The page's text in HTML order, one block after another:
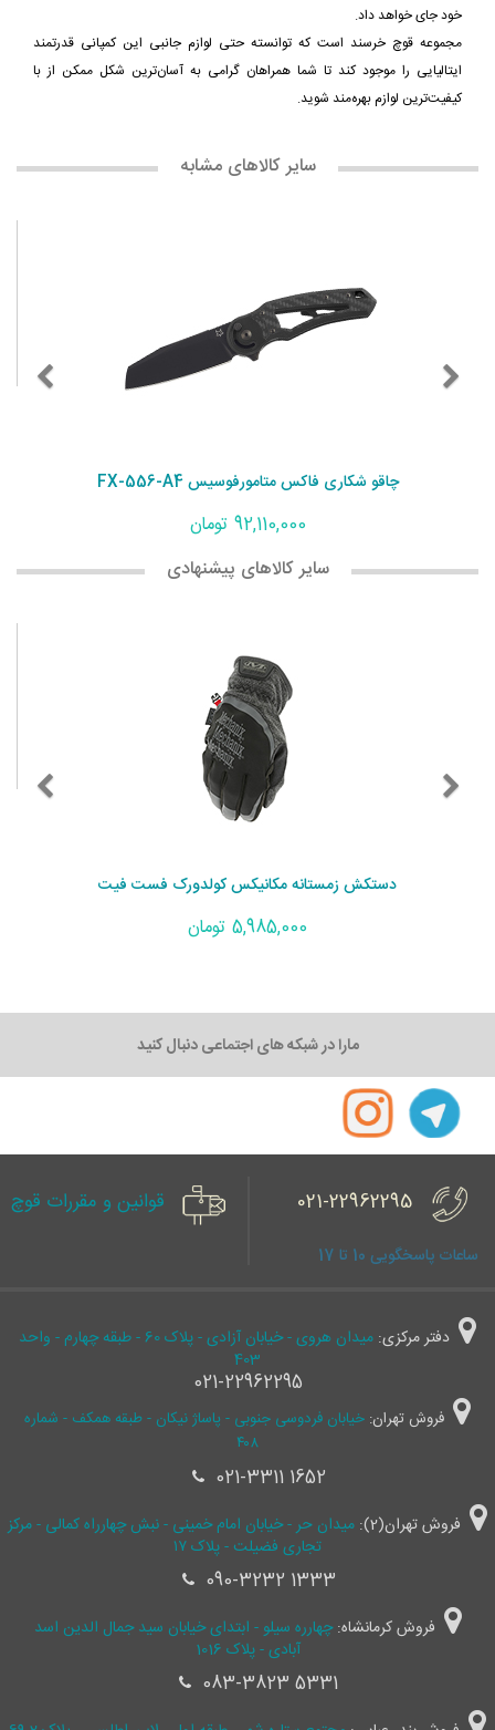
خود جای خواهد داد.
مجموعه قوچ خرسند است که توانسته حتی لوازم جانبی این کمپانی قدرتمند
ایتالیایی را موجود کند تا شما همراهان گرامی به آسان‌ترین شکل ممکن از با
کیفیت‌ترین لوازم بهره‌مند شوید.
سایر کالاهای مشابه
چاقو شکاری فاکس متامورفوسیس FX-556-A4
92,110,000 تومان
سایر کالاهای پیشنهادی
دستکش زمستانه مکانیکس کولدورک فست فیت
5,985,000 تومان
مارا در شبکه های اجتماعی دنبال کنید
021-22962295
ساعات پاسخگویی 10 تا 17
قوانین و مقررات قوچ
دفتر مرکزی:
میدان هروی - خیابان آزادی - پلاک 60 - طبقه چهارم - واحد
403
021-22962295
فروش تهران: خیابان فردوسی جنوبی - پاساژ نیکان - طبقه همکف - شماره
۴۰۸
021-3311 1652
فروش تهران(2):
میدان حر - خیابان امام خمینی - نبش چهارراه کمالی - مرکز
تجاری فضیلت - پلاک ۱۷
090-3232 1333
فروش کرمانشاه:چهارره سیلو - ابتدای خیابان سید جمال ‌الدین اسد
آبادی - پلاک 1016
083-3823 5331